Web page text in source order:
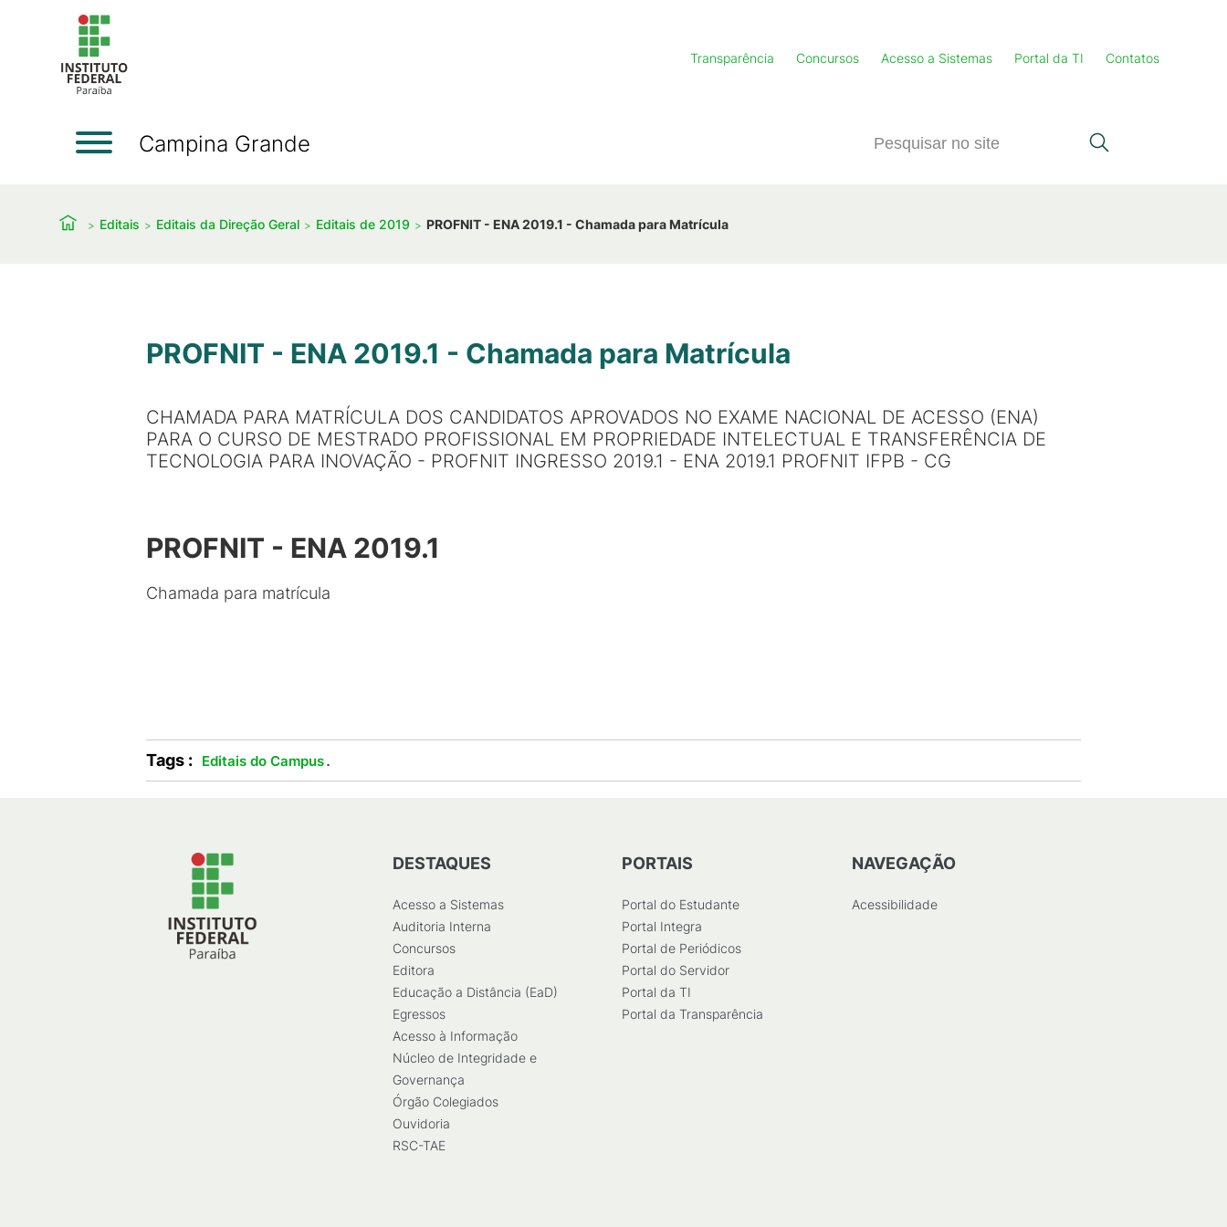
Transparência Concursos Acesso a Sistemas Portal da TI Contatos
Campina Grande
Editais Editais da Direção Geral Editais de 2019 PROFNIT - ENA 2019.1 - Chamada para Matrícula
PROFNIT - ENA 2019.1 - Chamada para Matrícula
CHAMADA PARA MATRÍCULA DOS CANDIDATOS APROVADOS NO EXAME NACIONAL DE ACESSO (ENA)
PARA O CURSO DE MESTRADO PROFISSIONAL EM PROPRIEDADE INTELECTUAL E TRANSFERÊNCIA DE
TECNOLOGIA PARA INOVAÇÃO - PROFNIT INGRESSO 2019.1 - ENA 2019.1 PROFNIT IFPB - CG
PROFNIT - ENA 2019.1
Chamada para matrícula
Tags : Editais do Campus.
DESTAQUES
Acesso a Sistemas
Auditoria Interna
Concursos
Editora
Educação a Distância (EaD)
Egressos
Acesso à Informação
Núcleo de Integridade e
Governança
Órgão Colegiados
Ouvidoria
RSC-TAE
PORTAIS
Portal do Estudante
Portal Integra
Portal de Periódicos
Portal do Servidor
Portal da TI
Portal da Transparência
NAVEGAÇÃO
Acessibilidade